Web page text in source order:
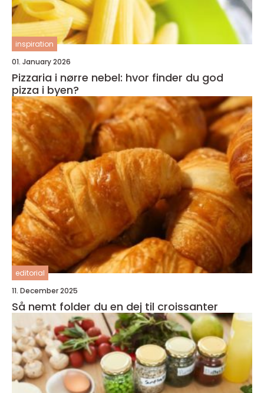
inspiration
01. January 2026
Pizzaria i nørre nebel: hvor finder du god
pizza i byen?
editorial
11. December 2025
Så nemt folder du en dej til croissanter